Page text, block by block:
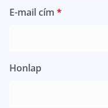
E-mail cím *
Honlap